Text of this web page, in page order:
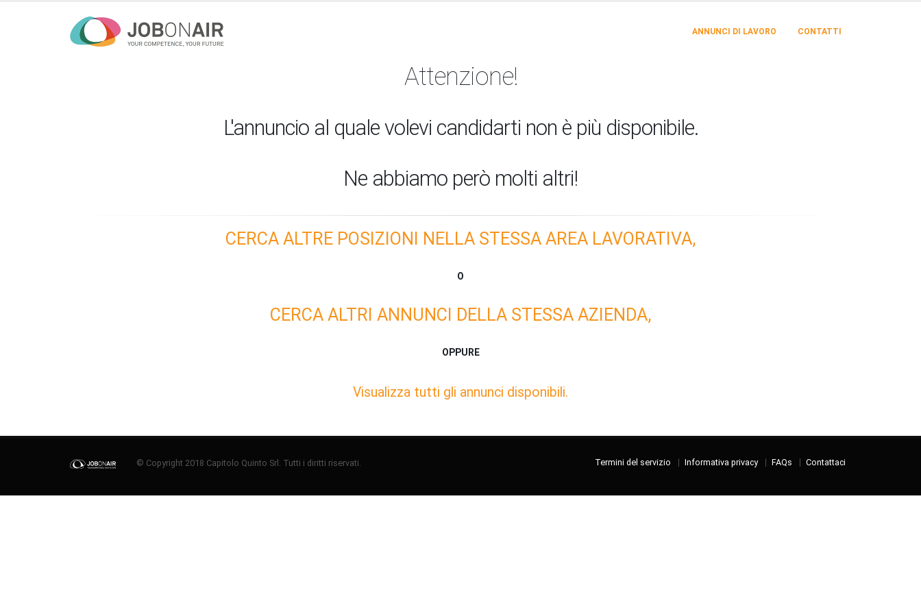
ANNUNCI DI LAVORO CONTATTI
Attenzione!
L'annuncio al quale volevi candidarti non è più disponibile.
Ne abbiamo però molti altri!
CERCA ALTRE POSIZIONI NELLA STESSA AREA LAVORATIVA,
O
CERCA ALTRI ANNUNCI DELLA STESSA AZIENDA,
OPPURE
Visualizza tutti gli annunci disponibili.
© Copyright 2018 Capitolo Quinto Srl. Tutti i diritti riservati. Termini del servizio Informativa privacy FAQs Contattaci